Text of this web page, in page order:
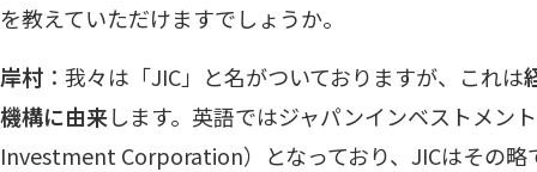
を教えていただけますでしょうか。
岸村 ：我々は「JIC」と名がついておりますが、これは
機構に由来します。英語ではジャパンインベストメン
Investment Corporation）となっており、JICはその略